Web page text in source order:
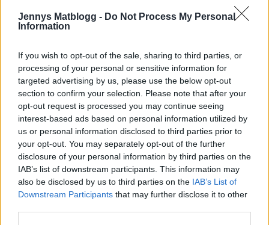
Jennys Matblogg - Do Not Process My Personal
Information
If you wish to opt-out of the sale, sharing to third parties, or
processing of your personal or sensitive information for
targeted advertising by us, please use the below opt-out
section to confirm your selection. Please note that after your
opt-out request is processed you may continue seeing
interest-based ads based on personal information utilized by
us or personal information disclosed to third parties prior to
your opt-out. You may separately opt-out of the further
disclosure of your personal information by third parties on the
IAB’s list of downstream participants. This information may
also be disclosed by us to third parties on the IAB’s List of
Downstream Participants that may further disclose it to other
{} [+]
COMMENT
äldsta
Peppe Olofsson
12 år sedan